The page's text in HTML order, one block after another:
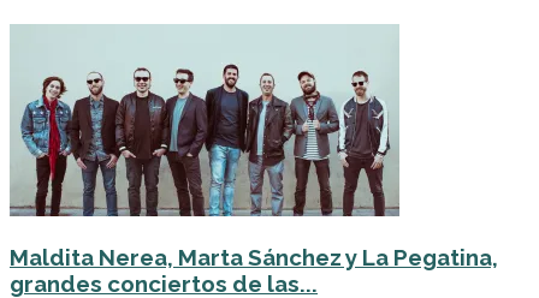
Maldita Nerea, Marta Sánchez y La Pegatina,
grandes conciertos de las...